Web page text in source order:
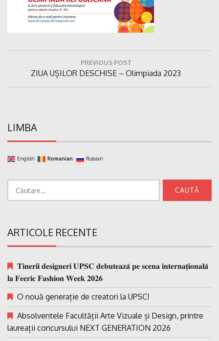
articole
PREVIOUS POST
Previous
Post:
ZIUA UȘILOR DESCHISE – Olimpiada 2023
LIMBA
English Romanian Russian
ARTICOLE RECENTE
𝐓𝐢𝐧𝐞𝐫𝐢𝐢 𝐝𝐞𝐬𝐢𝐠𝐧𝐞𝐫𝐢 𝐔𝐏𝐒𝐂 𝐝𝐞𝐛𝐮𝐭𝐞𝐚𝐳𝐚̆ 𝐩𝐞 𝐬𝐜𝐞𝐧𝐚 𝐢𝐧𝐭𝐞𝐫𝐧𝐚𝐭̗𝐢𝐨𝐧𝐚𝐥𝐚̆
𝐥𝐚 𝐅𝐞𝐞𝐫𝐢𝐜 𝐅𝐚𝐬𝐡𝐢𝐨𝐧 𝐖𝐞𝐞𝐤 𝟐𝟎𝟐𝟔
O nouă generație de creatori la UPSC!
Absolventele Facultății Arte Vizuale și Design, printre
laureații concursului NEXT GENERATION 2026